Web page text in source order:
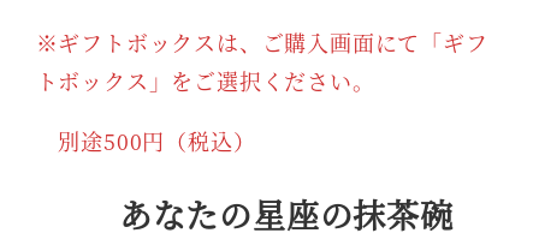
※ギフトボックスは、ご購入画面にて「ギフ
トボックス」をご選択ください。
別途500円（税込）
あなたの星座の抹茶碗